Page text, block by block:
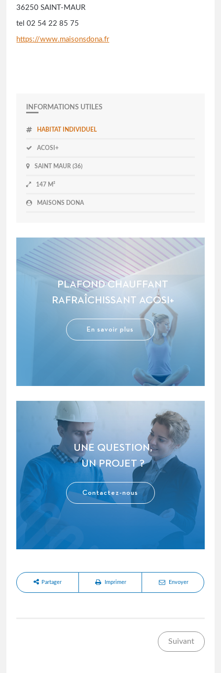
36250 SAINT-MAUR
tel 02 54 22 85 75
https://www.maisonsdona.fr
INFORMATIONS UTILES
HABITAT INDIVIDUEL
ACOSI+
SAINT MAUR (36)
147 M²
MAISONS DONA
PLAFOND CHAUFFANT
RAFRAÎCHISSANT ACOSI+
En savoir plus
UNE QUESTION,
UN PROJET ?
Contactez-nous
Partager Imprimer Envoyer
Suivant